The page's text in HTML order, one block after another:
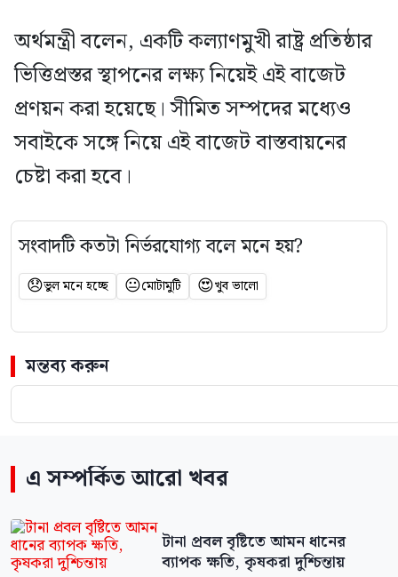
অর্থমন্ত্রী বলেন, একটি কল্যাণমুখী রাষ্ট্র প্রতিষ্ঠার
ভিত্তিপ্রস্তর স্থাপনের লক্ষ্য নিয়েই এই বাজেট
প্রণয়ন করা হয়েছে। সীমিত সম্পদের মধ্যেও
সবাইকে সঙ্গে নিয়ে এই বাজেট বাস্তবায়নের
চেষ্টা করা হবে।
সংবাদটি কতটা নির্ভরযোগ্য বলে মনে হয়?
😞ভুল মনে হচ্ছে 😐মোটামুটি 😍খুব ভালো
মন্তব্য করুন
এ সম্পর্কিত আরো খবর
টানা প্রবল বৃষ্টিতে আমন ধানের
ব্যাপক ক্ষতি, কৃষকরা দুশ্চিন্তায়